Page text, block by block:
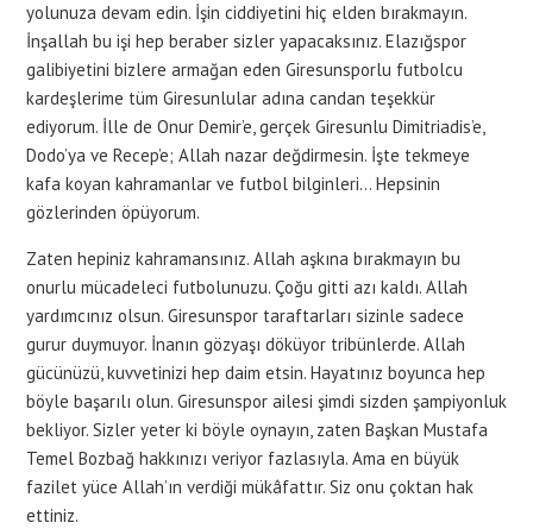
yolunuza devam edin. İşin ciddiyetini hiç elden bırakmayın.
İnşallah bu işi hep beraber sizler yapacaksınız. Elazığspor
galibiyetini bizlere armağan eden Giresunsporlu futbolcu
kardeşlerime tüm Giresunlular adına candan teşekkür
ediyorum. İlle de Onur Demir’e, gerçek Giresunlu Dimitriadis’e,
Dodo’ya ve Recep’e; Allah nazar değdirmesin. İşte tekmeye
kafa koyan kahramanlar ve futbol bilginleri… Hepsinin
gözlerinden öpüyorum.
Zaten hepiniz kahramansınız. Allah aşkına bırakmayın bu
onurlu mücadeleci futbolunuzu. Çoğu gitti azı kaldı. Allah
yardımcınız olsun. Giresunspor taraftarları sizinle sadece
gurur duymuyor. İnanın gözyaşı döküyor tribünlerde. Allah
gücünüzü, kuvvetinizi hep daim etsin. Hayatınız boyunca hep
böyle başarılı olun. Giresunspor ailesi şimdi sizden şampiyonluk
bekliyor. Sizler yeter ki böyle oynayın, zaten Başkan Mustafa
Temel Bozbağ hakkınızı veriyor fazlasıyla. Ama en büyük
fazilet yüce Allah’ın verdiği mükâfattır. Siz onu çoktan hak
ettiniz.